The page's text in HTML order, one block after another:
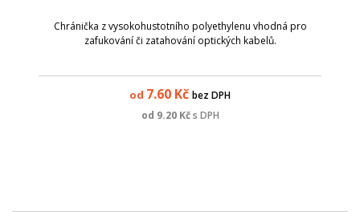
Chránička z vysokohustotního polyethylenu vhodná pro
zafukování či zatahování optických kabelů.
od 7.60 Kč bez DPH
od 9.20Kč s DPH